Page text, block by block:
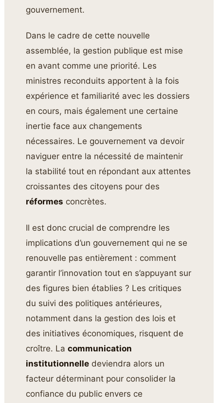
gouvernement.
Dans le cadre de cette nouvelle
assemblée, la gestion publique est mise
en avant comme une priorité. Les
ministres reconduits apportent à la fois
expérience et familiarité avec les dossiers
en cours, mais également une certaine
inertie face aux changements
nécessaires. Le gouvernement va devoir
naviguer entre la nécessité de maintenir
la stabilité tout en répondant aux attentes
croissantes des citoyens pour des
réformes concrètes.
Il est donc crucial de comprendre les
implications d’un gouvernement qui ne se
renouvelle pas entièrement : comment
garantir l’innovation tout en s’appuyant sur
des figures bien établies ? Les critiques
du suivi des politiques antérieures,
notamment dans la gestion des lois et
des initiatives économiques, risquent de
croître. Lacommunication
institutionnelle deviendra alors un
facteur déterminant pour consolider la
confiance du public envers ce